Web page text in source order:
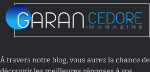
À travers notre blog, vous aurez la chance de